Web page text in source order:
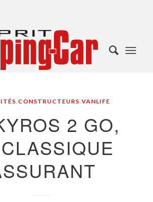
, CONSTRUCTEURS,VANLIFE
2 GO,